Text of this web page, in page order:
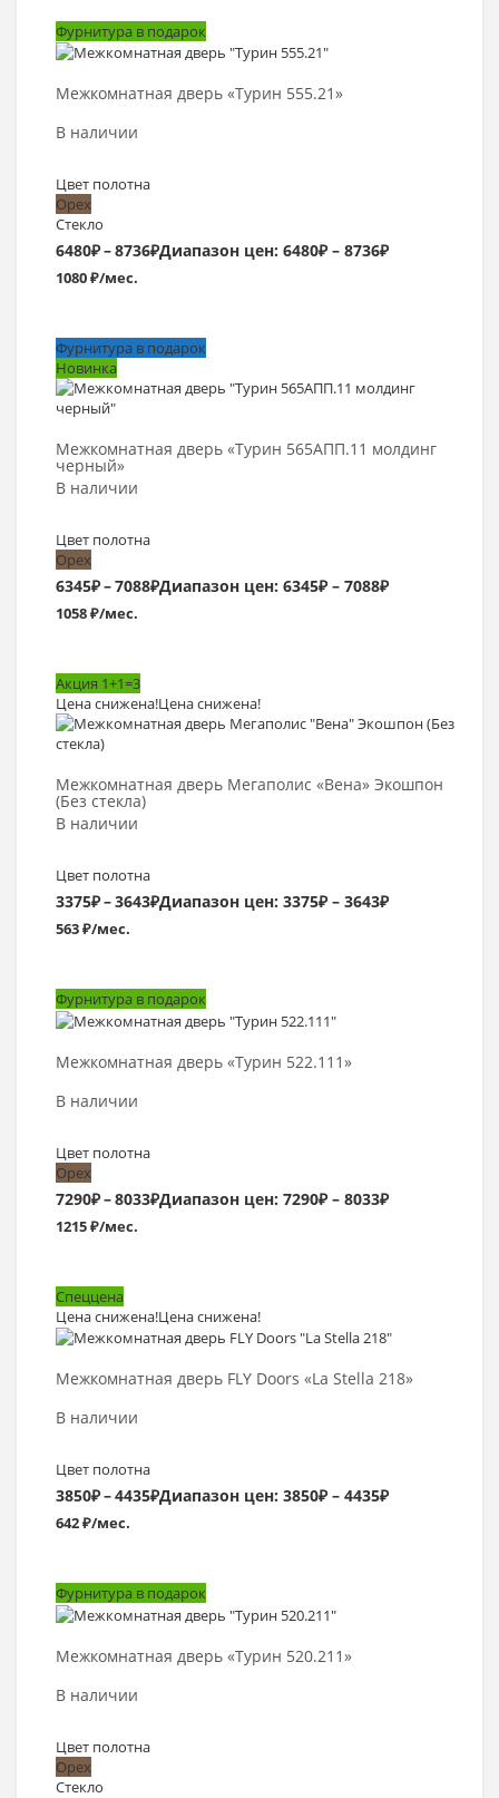
Фурнитура в подарок
Межкомнатная дверь «Турин 555.21»
В наличии
Цвет полотна
Орех
Стекло
6480₽–8736₽Диапазон цен: 6480₽ – 8736₽
1080 ₽/мес.
Выбрать >
Фурнитура в подарок
Новинка
Межкомнатная дверь «Турин 565АПП.11 молдинг
черный»
В наличии
Цвет полотна
Орех
6345₽–7088₽Диапазон цен: 6345₽ – 7088₽
1058 ₽/мес.
Выбрать >
Акция 1+1=3
Цена снижена!Цена снижена!
Межкомнатная дверь Мегаполис «Вена» Экошпон
(Без стекла)
В наличии
Цвет полотна
3375₽–3643₽Диапазон цен: 3375₽ – 3643₽
563 ₽/мес.
Выбрать >
Фурнитура в подарок
Межкомнатная дверь «Турин 522.111»
В наличии
Цвет полотна
Орех
7290₽–8033₽Диапазон цен: 7290₽ – 8033₽
1215 ₽/мес.
Выбрать >
Спеццена
Цена снижена!Цена снижена!
Межкомнатная дверь FLY Doors «La Stella 218»
В наличии
Цвет полотна
3850₽–4435₽Диапазон цен: 3850₽ – 4435₽
642 ₽/мес.
Выбрать >
Фурнитура в подарок
Межкомнатная дверь «Турин 520.211»
В наличии
Цвет полотна
Орех
Стекло
Выбрать >